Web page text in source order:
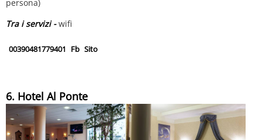
persona)
Tra i servizi -wifi
00390481779401 Fb Sito
6. Hotel Al Ponte